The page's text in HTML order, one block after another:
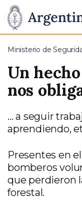
Presidencia
de
la
Nación
Pasar al
Ministerio de
Un
nos
... a seguir
aprendiendo,
Presentes en
bomberos
que perdieron
forestal.